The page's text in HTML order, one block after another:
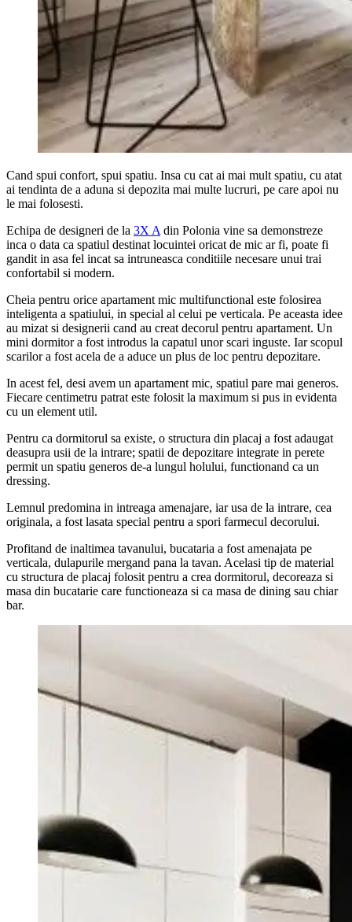
Cand spui confort, spui spatiu. Insa cu cat ai mai mult spatiu, cu atat
ai tendinta de a aduna si depozita mai multe lucruri, pe care apoi nu
le mai folosesti.
Echipa de designeri de la 3X A din Polonia vine sa demonstreze
inca o data ca spatiul destinat locuintei oricat de mic ar fi, poate fi
gandit in asa fel incat sa intruneasca conditiile necesare unui trai
confortabil si modern.
Cheia pentru orice apartament mic multifunctional este folosirea
inteligenta a spatiului, in special al celui pe verticala. Pe aceasta idee
au mizat si designerii cand au creat decorul pentru apartament. Un
mini dormitor a fost introdus la capatul unor scari inguste. Iar scopul
scarilor a fost acela de a aduce un plus de loc pentru depozitare.
In acest fel, desi avem un apartament mic, spatiul pare mai generos.
Fiecare centimetru patrat este folosit la maximum si pus in evidenta
cu un element util.
Pentru ca dormitorul sa existe, o structura din placaj a fost adaugat
deasupra usii de la intrare; spatii de depozitare integrate in perete
permit un spatiu generos de-a lungul holului, functionand ca un
dressing.
Lemnul predomina in intreaga amenajare, iar usa de la intrare, cea
originala, a fost lasata special pentru a spori farmecul decorului.
Profitand de inaltimea tavanului, bucataria a fost amenajata pe
verticala, dulapurile mergand pana la tavan. Acelasi tip de material
cu structura de placaj folosit pentru a crea dormitorul, decoreaza si
masa din bucatarie care functioneaza si ca masa de dining sau chiar
bar.